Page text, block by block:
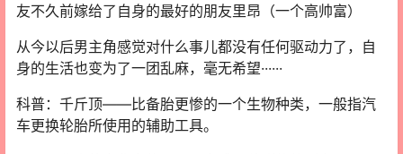
友不久前嫁给了自身的最好的朋友里昂（一个高帅富）
从今以后男主角感觉对什么事儿都没有任何驱动力了，自
身的生活也变为了一团乱麻，毫无希望······
科普：千斤顶——比备胎更惨的一个生物种类，一般指汽
车更换轮胎所使用的辅助工具。